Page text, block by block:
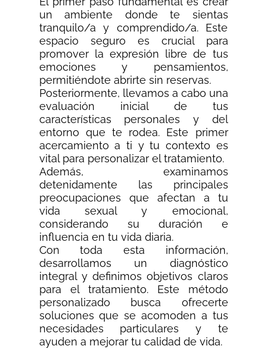
un ambiente donde te sientas
tranquilo/a y comprendido/a. Este
espacio seguro es crucial para
promover la expresión libre de tus
emociones y pensamientos,
permitiéndote abrirte sin reservas.
Posteriormente, llevamos a cabo una
evaluación inicial de tus
características personales y del
entorno que te rodea. Este primer
acercamiento a ti y tu contexto es
vital para personalizar el tratamiento.
Además, examinamos
detenidamente las principales
preocupaciones que afectan a tu
vida sexual y emocional,
considerando su duración e
influencia en tu vida diaria.
Con toda esta información,
desarrollamos un diagnóstico
integral y definimos objetivos claros
para el tratamiento. Este método
personalizado busca ofrecerte
soluciones que se acomoden a tus
necesidades particulares y te
ayuden a mejorar tu calidad de vida.